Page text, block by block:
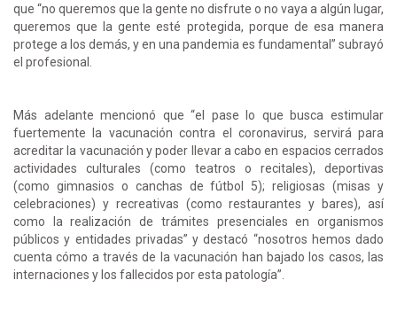
que “no queremos que la gente no disfrute o no vaya a algún lugar,
queremos que la gente esté protegida, porque de esa manera
protege a los demás, y en una pandemia es fundamental” subrayó
el profesional.
Más adelante mencionó que “el pase lo que busca estimular
fuertemente la vacunación contra el coronavirus, servirá para
acreditar la vacunación y poder llevar a cabo en espacios cerrados
actividades culturales (como teatros o recitales), deportivas
(como gimnasios o canchas de fútbol 5); religiosas (misas y
celebraciones) y recreativas (como restaurantes y bares), así
como la realización de trámites presenciales en organismos
públicos y entidades privadas” y destacó “nosotros hemos dado
cuenta cómo a través de la vacunación han bajado los casos, las
internaciones y los fallecidos por esta patología”.